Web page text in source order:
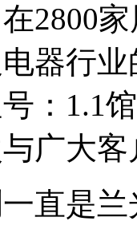
2800
器行
：1.1
广大
是兰